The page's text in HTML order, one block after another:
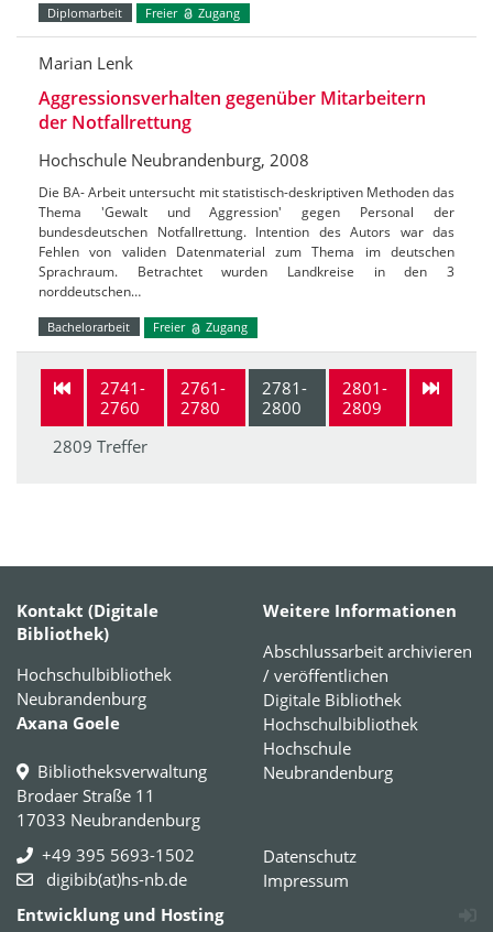
Diplomarbeit Freier Zugang
Marian Lenk
Aggressionsverhalten gegenüber Mitarbeitern
der Notfallrettung
Hochschule Neubrandenburg, 2008
Die BA- Arbeit untersucht mit statistisch-deskriptiven Methoden das
Thema 'Gewalt und Aggression' gegen Personal der
bundesdeutschen Notfallrettung. Intention des Autors war das
Fehlen von validen Datenmaterial zum Thema im deutschen
Sprachraum. Betrachtet wurden Landkreise in den 3
norddeutschen…
Bachelorarbeit Freier Zugang
2741-
2760
2761-
2780
2781-
2800
2801-
2809
2809 Treffer
Kontakt (Digitale
Bibliothek)
Hochschulbibliothek
Neubrandenburg
Axana Goele
Bibliotheksverwaltung
Brodaer Straße 11
17033 Neubrandenburg
+49 395 5693-1502
digibib(at)hs-nb.de
Weitere Informationen
Abschlussarbeit archivieren
/ veröffentlichen
Digitale Bibliothek
Hochschulbibliothek
Hochschule
Neubrandenburg
Datenschutz
Impressum
Entwicklung und Hosting